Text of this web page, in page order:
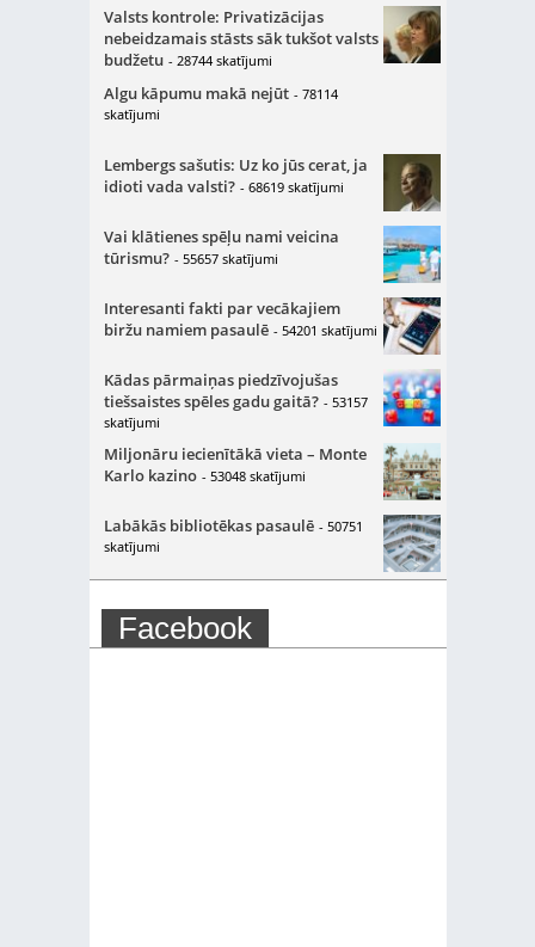
Valsts kontrole: Privatizācijas
nebeidzamais stāsts sāk tukšot valsts
budžetu - 28744 skatījumi
Algu kāpumu makā nejūt - 78114
skatījumi
Lembergs sašutis: Uz ko jūs cerat, ja
idioti vada valsti? - 68619 skatījumi
Vai klātienes spēļu nami veicina
tūrismu? - 55657 skatījumi
Interesanti fakti par vecākajiem
biržu namiem pasaulē - 54201 skatījumi
Kādas pārmaiņas piedzīvojušas
tiešsaistes spēles gadu gaitā? - 53157
skatījumi
Miljonāru iecienītākā vieta – Monte
Karlo kazino - 53048 skatījumi
Labākās bibliotēkas pasaulē - 50751
skatījumi
Facebook